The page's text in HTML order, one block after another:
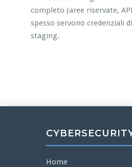
completo (aree riservate,
spesso servono credenziali
staging.
Home